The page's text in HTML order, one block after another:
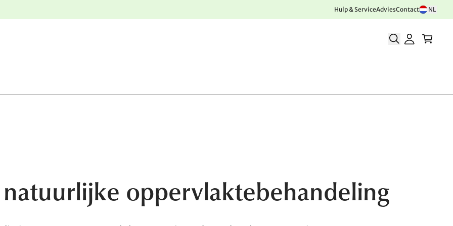
Hulp & ServiceAdviesContact NL
oppervlaktebehandeling